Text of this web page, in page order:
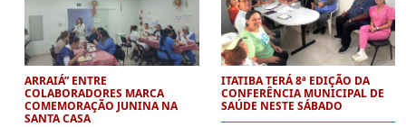
ARRAIÁ” ENTRE
COLABORADORES MARCA
COMEMORAÇÃO JUNINA NA
SANTA CASA
ITATIBA TERÁ 8ª EDIÇÃO DA
CONFERÊNCIA MUNICIPAL DE
SAÚDE NESTE SÁBADO